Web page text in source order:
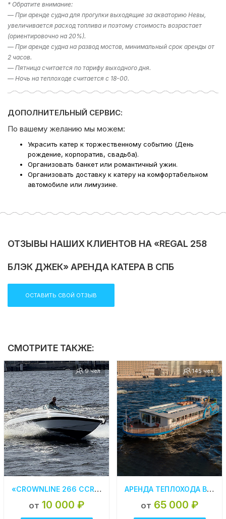
* Обратите внимание:
— При аренде судна для прогулки выходящие за акваторию Невы,
увеличивается расход топлива и поэтому стоимость возрастает
(ориентировочно на 20%).
— При аренде судна на развод мостов, минимальный срок аренды от
2 часов.
— Пятница считается по тарифу выходного дня.
— Ночь на теплоходе считается с 18-00.
ДОПОЛНИТЕЛЬНЫЙ СЕРВИС:
По вашему желанию мы можем:
Украсить катер к торжественному событию (День
рождение, корпоратив, свадьба).
Организовать банкет или романтичный ужин.
Организовать доставку к катеру на комфортабельном
автомобиле или лимузине.
ОТЗЫВЫ НАШИХ КЛИЕНТОВ НА «REGAL 258
БЛЭК ДЖЕК» АРЕНДА КАТЕРА В СПБ
ОСТАВИТЬ СВОЙ ОТЗЫВ
СМОТРИТЕ ТАКЖЕ:
9 чел.
«CROWNLINE 266 CCR» АРЕНДА КАТЕРА В СПБ
от 10 000 ₽
145 чел.
АРЕНДА ТЕПЛОХОДА В СПБ «CITY BLUES»
от 65 000 ₽